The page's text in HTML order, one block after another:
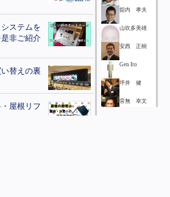
ステムを
非ご紹介
替えの裏
屋根リフ
舘内 孝夫
山吹多美雄
安西 正樹
Gen Ito
坪井 健
音無 幸文